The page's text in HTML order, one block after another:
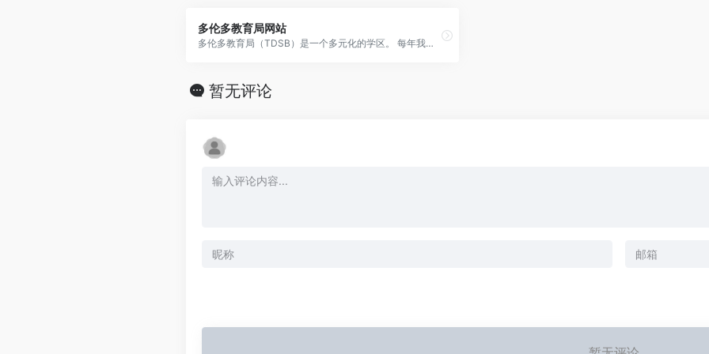
多伦多教育局网站
多伦多教育局（TDSB）是一个多元化的学区。 每年我们迎来全球各地的数千名新生加入我们的学校。 本部分包含有关TDSB的关键信息，例如如何查找我们的学校、如何注册新生和常见问题。 这些信息已经翻译成了22种不同的语言。
暂无评论